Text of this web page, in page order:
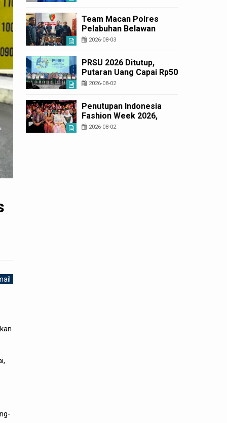
Layanan Cepat dan
Murah
Team Macan Polres
Pelabuhan Belawan
Amankan Tiga Anggota
Pasar 9
2026-08-03
PRSU 2026 Ditutup,
Putaran Uang Capai Rp50
Miliar
2026-08-02
Penutupan Indonesia
Fashion Week 2026,
Bobby Nasution: Sumut
2026-08-02